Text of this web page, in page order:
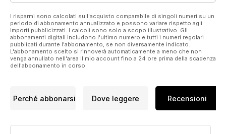
I risparmi sono calcolati sull'acquisto comparabile di singoli numeri su un
periodo di abbonamento annualizzato e possono variare rispetto agli
importi pubblicizzati. I calcoli sono solo a scopo illustrativo. Gli
abbonamenti digitali includono l'ultimo numero e tutti i numeri regolari
pubblicati durante l'abbonamento, se non diversamente indicato.
L'abbonamento scelto si rinnoverà automaticamente a meno che non
venga annullato nell'area Il mio account fino a 24 ore prima della scadenza
dell'abbonamento in corso.
Perché abbonarsi Dove leggere Recensioni